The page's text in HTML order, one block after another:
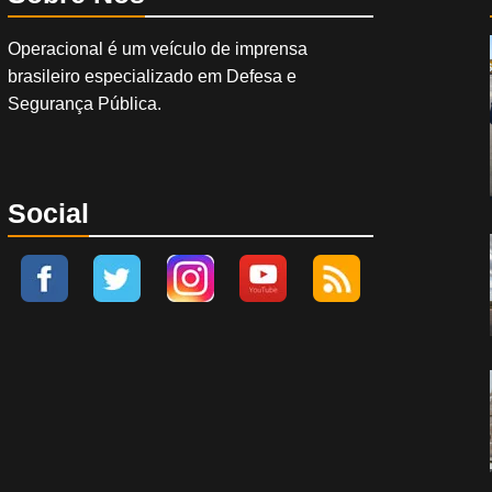
Operacional é um veículo de imprensa
brasileiro especializado em Defesa e
Segurança Pública.
Social